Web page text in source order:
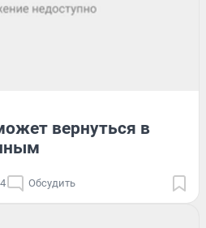
вернуться в
Обсудить